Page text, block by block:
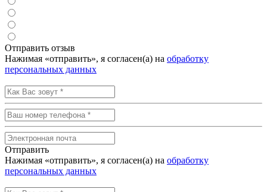
Отправить отзыв
Нажимая «отправить», я согласен(а) на обработку
персональных данных
Отправить
Нажимая «отправить», я согласен(а) на обработку
персональных данных